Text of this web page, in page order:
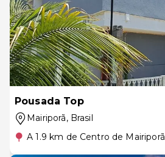
Pousada Top
Mairiporã, Brasil
A 1.9 km de Centro de Mairiporã